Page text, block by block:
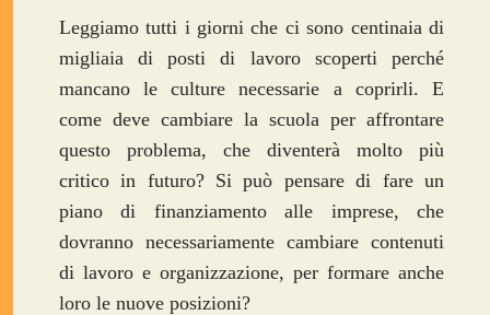
Leggiamo tutti i giorni che ci sono centinaia di
migliaia di posti di lavoro scoperti perché
mancano le culture necessarie a coprirli. E
come deve cambiare la scuola per affrontare
questo problema, che diventerà molto più
critico in futuro? Si può pensare di fare un
piano di finanziamento alle imprese, che
dovranno necessariamente cambiare contenuti
di lavoro e organizzazione, per formare anche
loro le nuove posizioni?